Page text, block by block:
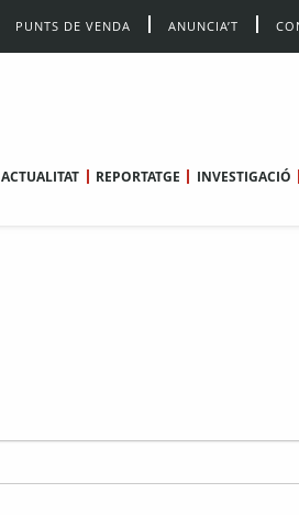
PUNTS DE VENDA ANUNCIA’T
ACTUALITAT REPORTATGE INVESTIGACIÓ